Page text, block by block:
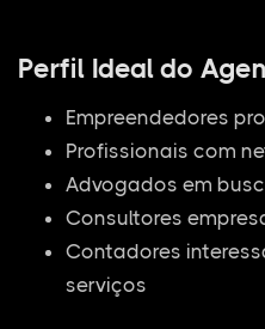
Perfil Ideal do
Empreendedores
Profissionais com
Advogados em
Consultores
Contadores
serviços